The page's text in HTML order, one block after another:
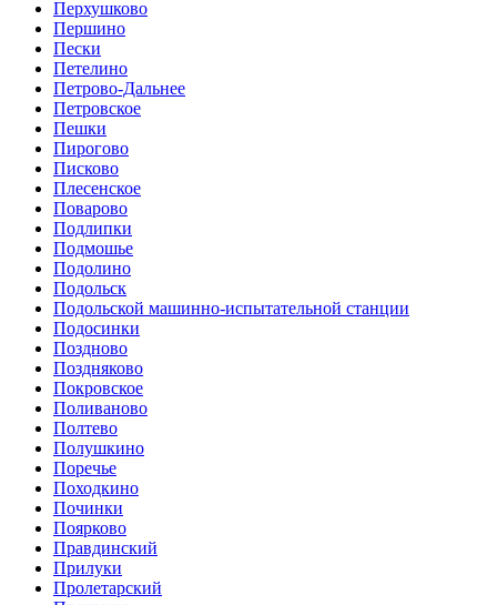
Перхушково
Першино
Пески
Петелино
Петрово-Дальнее
Петровское
Пешки
Пирогово
Писково
Плесенское
Поварово
Подлипки
Подмошье
Подолино
Подольск
Подольской машинно-испытательной станции
Подосинки
Поздново
Поздняково
Покровское
Поливаново
Полтево
Полушкино
Поречье
Походкино
Починки
Поярково
Правдинский
Прилуки
Пролетарский